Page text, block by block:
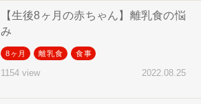
【生後8ヶ月の赤ちゃん】離乳食の悩
み
8ヶ月 離乳食 食事
1154 view 2022.08.25